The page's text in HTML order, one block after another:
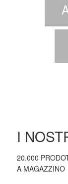
I
20.000
A MAGAZZINO